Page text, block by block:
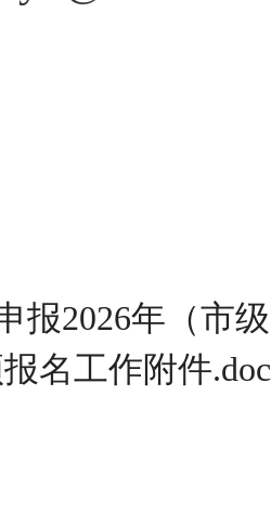
报2026年（市
名工作附件